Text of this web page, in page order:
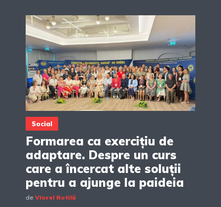
Social
Formarea ca exercițiu de
adaptare. Despre un curs
care a încercat alte soluții
pentru a ajunge la paideia
de Viorel Rotilă